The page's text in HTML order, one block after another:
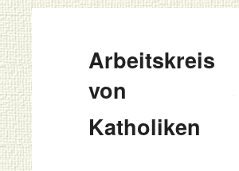
Arbeitskreis
von
Katholiken